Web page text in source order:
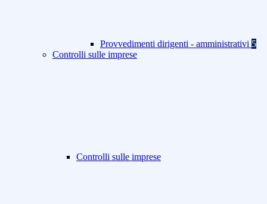
Provvedimenti dirigenti - amministrativi 5
Controlli sulle imprese
Controlli sulle imprese